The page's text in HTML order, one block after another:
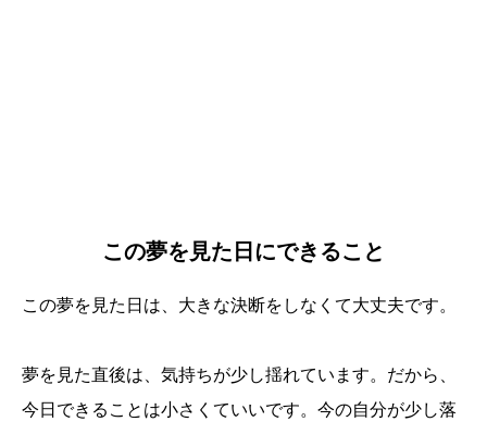
この夢を見た日にできること
この夢を見た日は、大きな決断をしなくて大丈夫です。
夢を見た直後は、気持ちが少し揺れています。だから、
今日できることは小さくていいです。今の自分が少し落